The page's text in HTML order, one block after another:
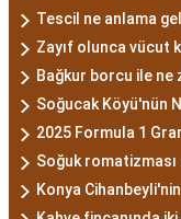
Tescil ne anlama
Zayıf olunca vücut
Bağkur borcu ile ne
Soğucak Köyü'nün
2025 Formula 1
Soğuk romatizması
Konya